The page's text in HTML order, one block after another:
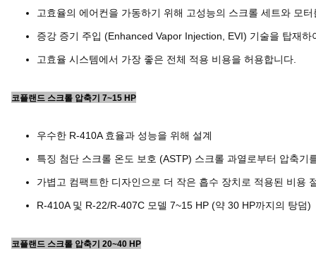
고효율의 에어컨을 가동하기 위해 고성능의 스크롤 세트와 모
증강 증기 주입 (Enhanced Vapor Injection, EVI) 기술을 탑재
고효율 시스템에서 가장 좋은 전체 적용 비용을 허용합니다.
코플랜드 스크롤 압축기 7~15 HP
우수한 R-410A 효율과 성능을 위해 설계
특징 첨단 스크롤 온도 보호 (ASTP) 스크롤 과열로부터 압축기
가볍고 컴팩트한 디자인으로 더 작은 흡수 장치로 적용된 비용
R-410A 및 R-22/R-407C 모델 7~15 HP (약 30 HP까지의 탕덤)
코플랜드 스크롤 압축기 20~40 HP